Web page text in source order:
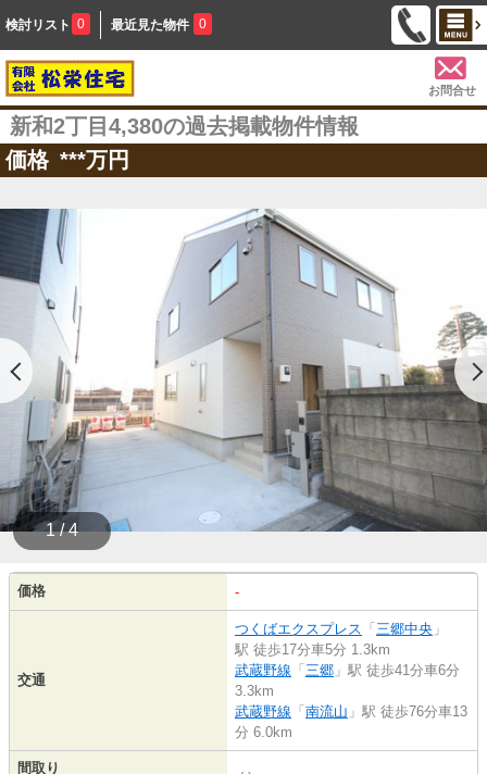
検討リスト 0 最近見た物件 0
お問合せ
新和2丁目4,380の過去掲載物件情報
価格 ***万円
1 / 4
価格 -
交通
つくばエクスプレス 「 三郷中央 」
駅 徒歩17分車5分 1.3km
武蔵野線 「 三郷 」駅 徒歩41分車6分
3.3km
武蔵野線 「 南流山 」駅 徒歩76分車13
分 6.0km
間取り